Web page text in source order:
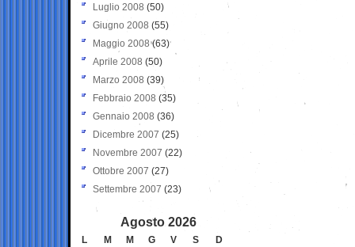
Luglio 2008 (50)
Giugno 2008 (55)
Maggio 2008(63)
Aprile 2008 (50)
Marzo 2008 (39)
Febbraio 2008 (35)
Gennaio 2008 (36)
Dicembre 2007 (25)
Novembre 2007 (22)
Ottobre 2007 (27)
Settembre 2007 (23)
Agosto 2026
L M M G V S
D